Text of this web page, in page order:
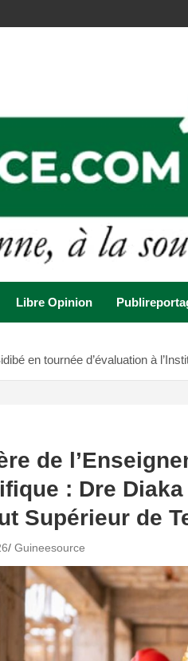
Libre Opinion
en tournée d’évaluation à
de
: Dre
Supérieur de
Guineesource